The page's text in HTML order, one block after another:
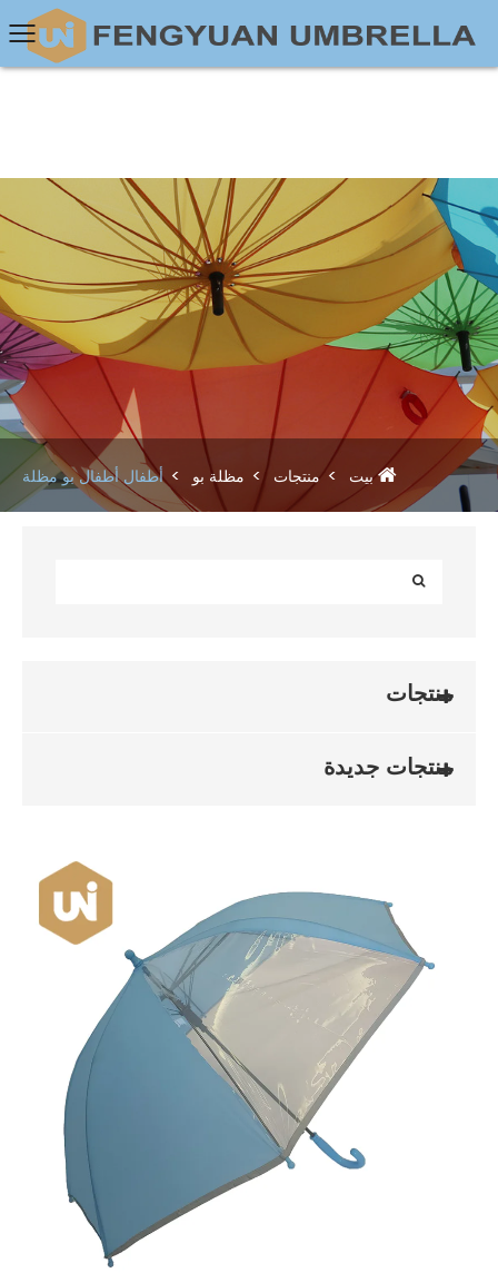
بيت منتجات مظلة بو أطفال أطفال بو مظلة
منتجات
منتجات جديدة